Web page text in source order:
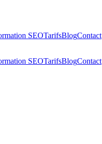
SEOTarifsBlogContact
SEOTarifsBlogContact